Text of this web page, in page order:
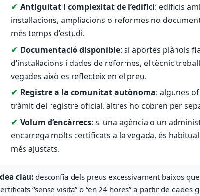
Antiguitat i complexitat de l’edifici: edificis
instal·lacions, ampliacions o reformes no
més temps d’estudi.
Documentació disponible: si aportes plànols
d’instal·lacions i dades de reformes, el tècnic
vegades això es reflecteix en el preu.
Registre a la comunitat autònoma: algunes
tràmit del registre oficial, altres ho cobren per
Volum d’encàrrecs: si una agència o un
encarrega molts certificats a la vegada, és
més ajustats.
clau: desconfia dels preus excessivament baixos
“sense visita” o “en 24 hores” a partir de dades